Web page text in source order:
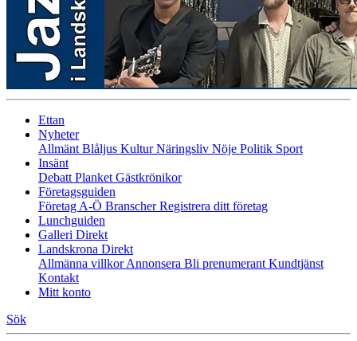
Ettan
Nyheter
Allmänt Blåljus KulturNäringsliv Nöje Politik Sport
Insänt
Debatt Planket Gästkrönikor
Företagsguiden
Företag A-Ö BranscherRegistrera ditt företag
Lunchguiden
Galleri Direkt
Landskrona Direkt
Allmänna villkorAnnonsera Bli prenumerant Kundtjänst
Kontakt
Mitt konto
Sök